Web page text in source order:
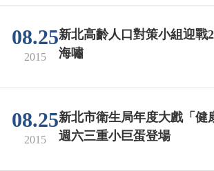
08.25
2015
新北高齡人口對策小組迎戰
海嘯
08.25
2015
新北市衛生局年度大戲「
週六三重小巨蛋登場